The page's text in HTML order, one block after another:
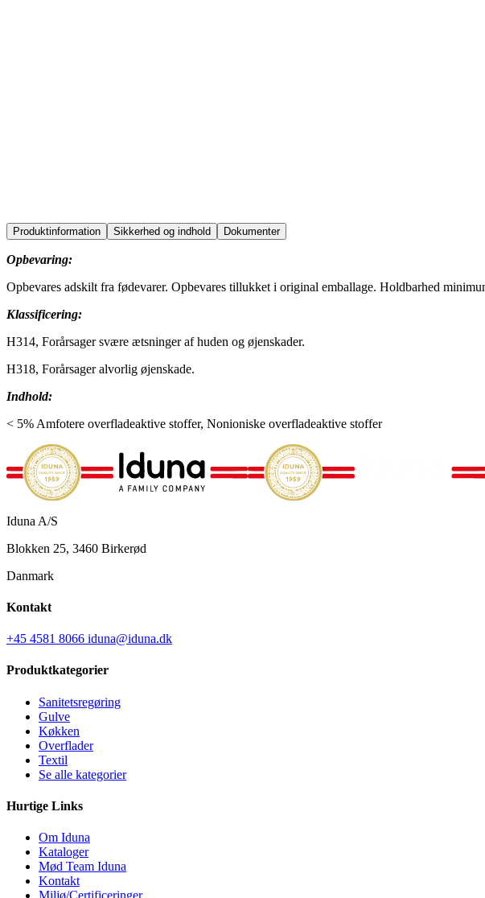
Produktinformation Sikkerhed og indhold Dokumenter
Opbevaring:
Opbevares adskilt fra fødevarer. Opbevares tillukket i original emballage. Holdbarhed
Klassificering:
H314, Forårsager svære ætsninger af huden og øjenskader.
H318, Forårsager alvorlig øjenskade.
Indhold:
< 5% Amfotere overfladeaktive stoffer, Nonioniske overfladeaktive stoffer
Iduna A/S
Blokken 25, 3460 Birkerød
Danmark
Kontakt
+45 4581 8066 iduna@iduna.dk
Produktkategorier
Sanitetsregøring
Gulve
Køkken
Overflader
Textil
Se alle kategorier
Hurtige Links
Om Iduna
Kataloger
Mød Team Iduna
Kontakt